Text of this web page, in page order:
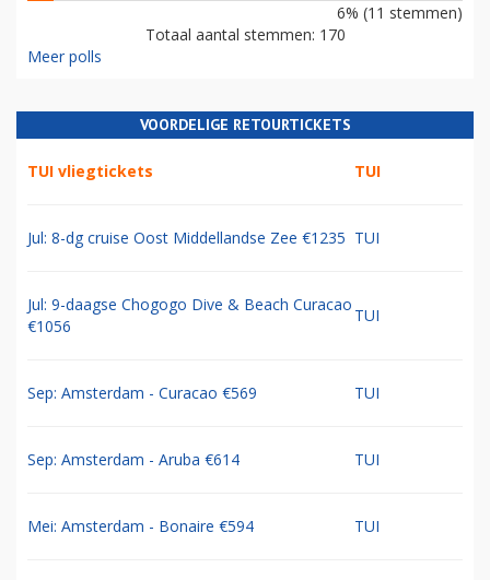
6% (11 stemmen)
Totaal aantal stemmen: 170
Meer polls
VOORDELIGE RETOURTICKETS
TUI vliegtickets TUI
Jul: 8-dg cruise Oost Middellandse Zee €1235 TUI
Jul: 9-daagse Chogogo Dive & Beach Curacao
€1056
TUI
Sep: Amsterdam - Curacao €569 TUI
Sep: Amsterdam - Aruba €614 TUI
Mei: Amsterdam - Bonaire €594 TUI